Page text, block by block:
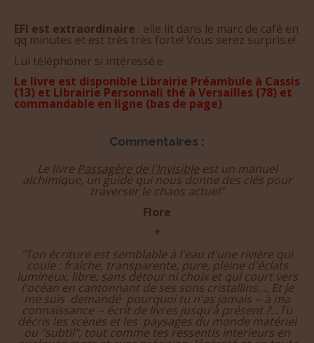
EFI est extraordinaire: elle lit dans le marc de café en
qq minutes et est très très forte! Vous serez surpris.e!
Lui téléphoner si intéressé.e
Le livre est disponible Librairie Préambule à Cassis
Commentaires :
Passagère de l'Invisibleest un manuel
alchimique, un guide qui nous donne des clés pour
traverser le chaos actuel"
*
"Ton écriture est semblable à l'eau d'une rivière qui
coule : fraîche, transparente, pure, pleine d'éclats
lumineux, libre, sans détour ni choix et qui court vers
l'océan en cantonnant de ses sons cristallins.... Et je
me suis demandé pourquoi tu n'as jamais -- à ma
connaissance -- écrit de livres jusqu'à présent ?...Tu